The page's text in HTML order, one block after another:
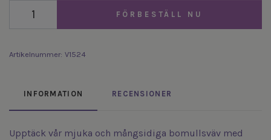
FÖRBESTÄLL NU
Artikelnummer: V1524
INFORMATION RECENSIONER
Upptäck vår mjuka och mångsidiga bomullsväv med